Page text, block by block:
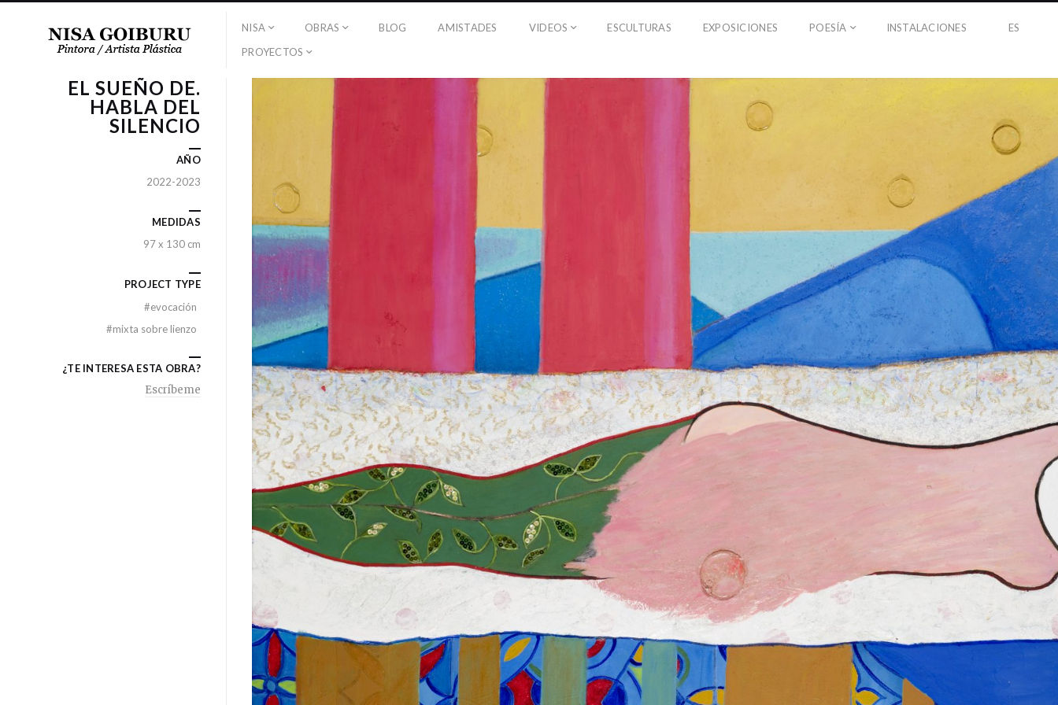
NISA OBRAS BLOG AMISTADES VIDEOS ESCULTURAS EXPOSICIONES POESÍA
INSTALACIONES
PROYECTOS
ES
EL SUEÑO DE.
HABLA DEL
SILENCIO
AÑO
2022-2023
MEDIDAS
97 x 130 cm
PROJECT TYPE
#evocación
#mixta sobre lienzo
¿TE INTERESA ESTA OBRA?
Escríbeme